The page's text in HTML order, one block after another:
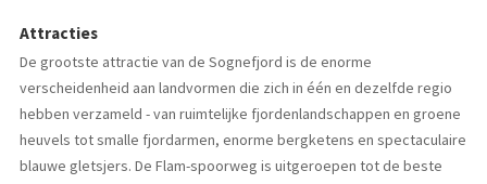
Attracties
De grootste attractie van de Sognefjord is de enorme
verscheidenheid aan landvormen die zich in één en dezelfde regio
hebben verzameld - van ruimtelijke fjordenlandschappen en groene
heuvels tot smalle fjordarmen, enorme bergketens en spectaculaire
blauwe gletsjers. De Flam-spoorweg is uitgeroepen tot de beste